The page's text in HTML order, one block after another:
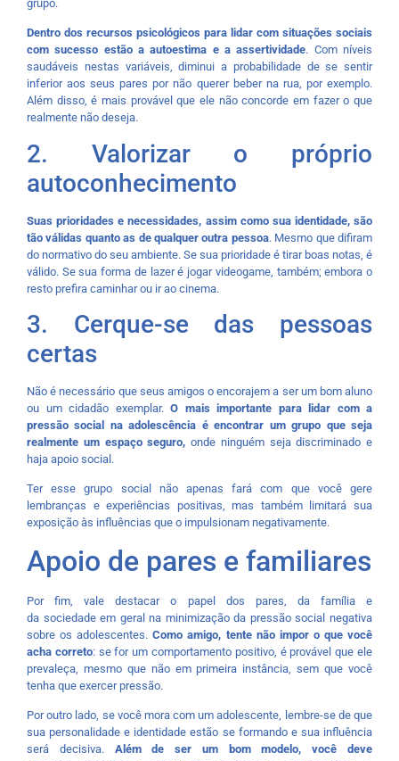
grupo.
Dentro dos recursos psicológicos para lidar com situações sociais
com sucesso estão a autoestima e a assertividade. Com níveis
saudáveis nestas variáveis, diminui a probabilidade de se sentir
inferior aos seus pares por não querer beber na rua, por exemplo.
Além disso, é mais provável que ele não concorde em fazer o que
realmente não deseja.
2. Valorizar o próprio
autoconhecimento
Suas prioridades e necessidades, assim como sua identidade, são
tão válidas quanto as de qualquer outra pessoa. Mesmo que difiram
do normativo do seu ambiente. Se sua prioridade é tirar boas notas, é
válido. Se sua forma de lazer é jogar videogame, também; embora o
resto prefira caminhar ou ir ao cinema.
3. Cerque-se das pessoas
certas
Não é necessário que seus amigos o encorajem a ser um bom aluno
ou um cidadão exemplar. O mais importante para lidar com a
pressão social na adolescência é encontrar um grupo que seja
realmente um espaço seguro, onde ninguém seja discriminado e
haja apoio social.
Ter esse grupo social não apenas fará com que você gere
lembranças e experiências positivas, mas também limitará sua
exposição às influências que o impulsionam negativamente.
Apoio de pares e familiares
Por fim, vale destacar o papel dos pares, da família e
da sociedade em geral na minimização da pressão social negativa
sobre os adolescentes.Como amigo, tente não impor o que você
acha correto: se for um comportamento positivo, é provável que ele
prevaleça, mesmo que não em primeira instância, sem que você
tenha que exercer pressão.
Por outro lado, se você mora com um adolescente, lembre-se de que
sua personalidade e identidade estão se formando e sua influência
será decisiva. Além de ser um bom modelo, você deve